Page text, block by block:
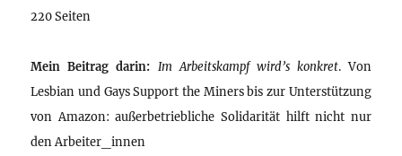
220 Seiten
Mein Beitrag darin: Im Arbeitskampf wird’s konkret. Von
Lesbian und Gays Support the Miners bis zur Unterstützung
von Amazon: außerbetriebliche Solidarität hilft nicht nur
den Arbeiter_innen